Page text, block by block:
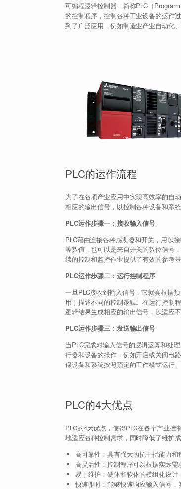
可编程逻辑控制器，简称PLC（
的控制程序，控制各种工业设备的运作
到了广泛应用，例如制造业产业自动化
PLC的运作流程
为了在各项产业应用中实现高效率的自
相应的输出信号，以控制各种设备和系统
PLC运作步骤一：接收输入信号
PLC藉由连接各种感测器和开关，用以
等数值，也可以是来自开关的数位信号
续的控制和监控作业提供了有效的参考基
PLC运作步骤二：运行控制程序
一旦PLC接收到输入信号，它就会根据
用于描述不同的控制逻辑。在运行控制
逻辑结果生成相应的输出信号，以适应不
PLC运作步骤三：发送输出信号
当PLC完成对输入信号的逻辑运算和处
行器和设备的操作，例如开启或关闭电
保设备和系统按照预定的工作模式运行。
PLC的4大优点
PLC的4大优点，使得PLC在各个产业
地适应各种控制需求，同时降低了维护成
高可靠性：具有强大的抗干扰能力和
高灵活性：控制程序可以根据实际需
易于维护：硬体和软体的模组化设计
快速即时：能够快速响应输入信号，